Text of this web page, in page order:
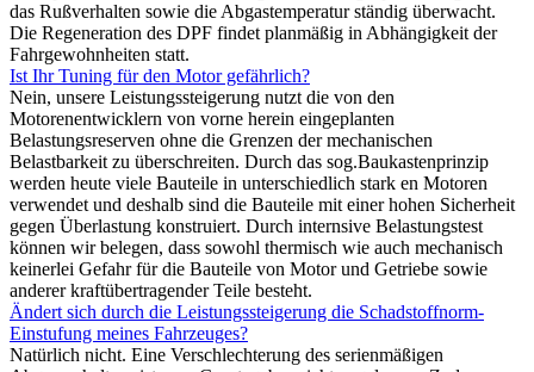
das Rußverhalten sowie die Abgastemperatur ständig überwacht.
Die Regeneration des DPF findet planmäßig in Abhängigkeit der
Fahrgewohnheiten statt.
Ist Ihr Tuning für den Motor gefährlich?
Nein, unsere Leistungssteigerung nutzt die von den
Motorenentwicklern von vorne herein eingeplanten
Belastungsreserven ohne die Grenzen der mechanischen
Belastbarkeit zu überschreiten. Durch das sog.Baukastenprinzip
werden heute viele Bauteile in unterschiedlich stark en Motoren
verwendet und deshalb sind die Bauteile mit einer hohen Sicherheit
gegen Überlastung konstruiert. Durch internsive Belastungstest
können wir belegen, dass sowohl thermisch wie auch mechanisch
keinerlei Gefahr für die Bauteile von Motor und Getriebe sowie
anderer kraftübertragender Teile besteht.
Ändert sich durch die Leistungssteigerung die Schadstoffnorm-
Einstufung meines Fahrzeuges?
Natürlich nicht. Eine Verschlechterung des serienmäßigen